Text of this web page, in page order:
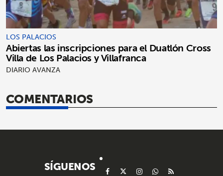
LOS PALACIOS
Abiertas las inscripciones para el Duatlón Cross
Villa de Los Palacios y Villafranca
DIARIO AVANZA
COMENTARIOS
SÍGUENOS